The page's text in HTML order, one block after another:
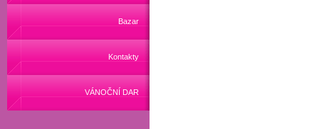
Bazar
Kontakty
VÁNOČNÍ DAR